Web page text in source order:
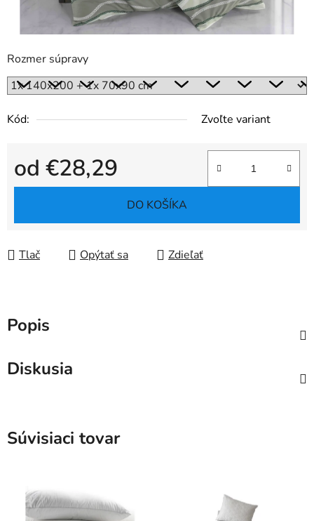
Rozmer súpravy
Kód: Zvoľte variant
od €28,29
Jednotková cena:
DO KOŠÍKA
Tlač Opýtať sa Zdieľať
Popis
Diskusia
Súvisiaci tovar